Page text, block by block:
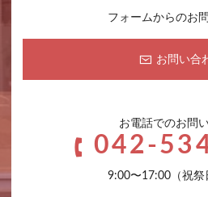
フォームからのお
お問い合
お電話でのお問
042-
9:00〜17:00（祝祭